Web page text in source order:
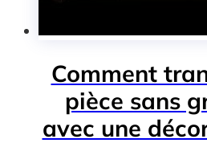
Comment
pièce sans
avec une